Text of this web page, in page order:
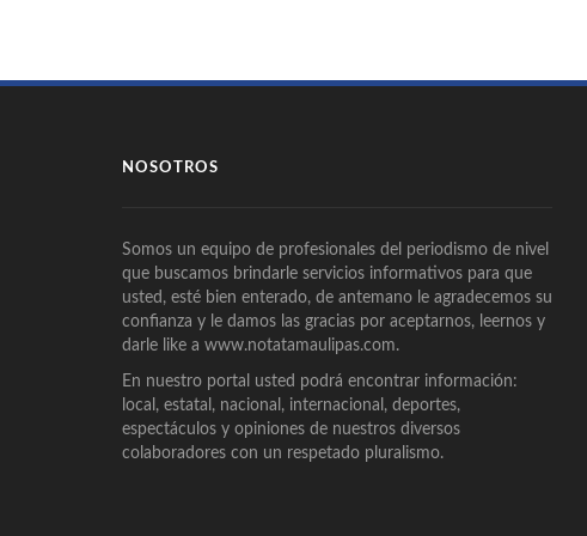
NOSOTROS
Somos un equipo de profesionales del periodismo de nivel
que buscamos brindarle servicios informativos para que
usted, esté bien enterado, de antemano le agradecemos su
confianza y le damos las gracias por aceptarnos, leernos y
darle like a www.notatamaulipas.com.
En nuestro portal usted podrá encontrar información:
local, estatal, nacional, internacional, deportes,
espectáculos y opiniones de nuestros diversos
colaboradores con un respetado pluralismo.